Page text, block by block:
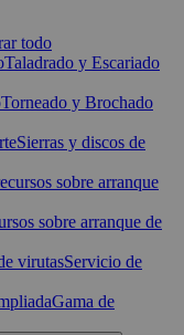
todo
Taladrado y Escariado
Torneado y Brochado
Sierras y discos de
sobre arranque de
Servicio de
Gama de